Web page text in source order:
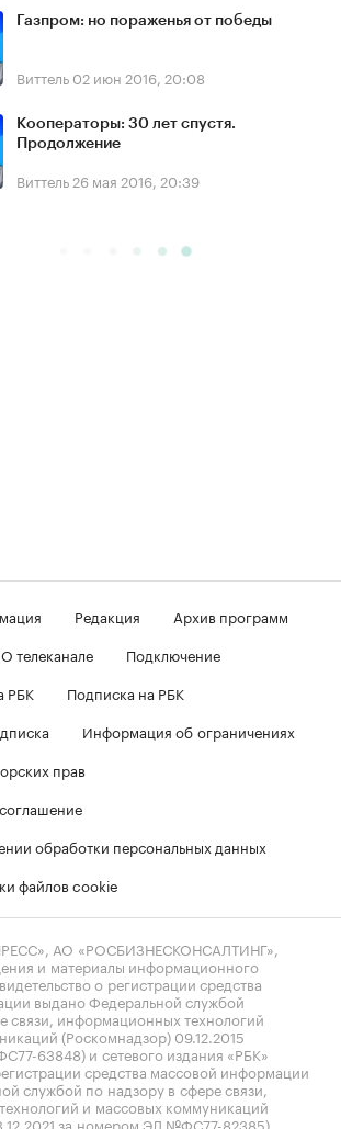
Газпром: но пораженья от победы
Виттель 02 июн 2016, 20:08
Кооператоры: 30 лет спустя.
Продолжение
Виттель 26 мая 2016, 20:39
Редакция
Архив программ
О телеканале
Подключение
РБК
Подписка на РБК
Информация об ограничениях
прав
обработки персональных данных
файлов cookie
АО «РОСБИЗНЕСКОНСАЛТИНГ»,
и материалы информационного
о регистрации средства
выдано Федеральной службой
связи, информационных технологий
(Роскомнадзор) 09.12.2015
63848) и сетевого издания «РБК»
средства массовой информации
службой по надзору в сфере связи,
и массовых коммуникаций
за номером ЭЛ №ФС77-82385)